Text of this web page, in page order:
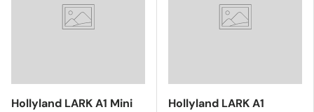
Hollyland LARK A1 Mini
Hollyland LARK A1